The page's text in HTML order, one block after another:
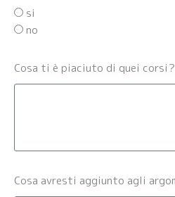
si
no
Cosa ti è piaciuto di quei corsi?
Cosa avresti aggiunto agli